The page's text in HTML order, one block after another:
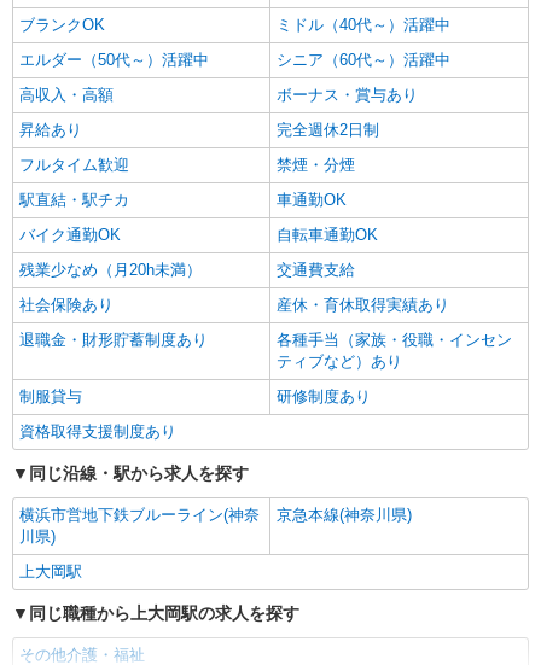
ブランクOK
ミドル（40代～）活躍中
エルダー（50代～）活躍中
シニア（60代～）活躍中
高収入・高額
ボーナス・賞与あり
昇給あり
完全週休2日制
フルタイム歓迎
禁煙・分煙
駅直結・駅チカ
車通勤OK
バイク通勤OK
自転車通勤OK
残業少なめ（月20h未満）
交通費支給
社会保険あり
産休・育休取得実績あり
退職金・財形貯蓄制度あり
各種手当（家族・役職・インセン
ティブなど）あり
制服貸与
研修制度あり
資格取得支援制度あり
同じ沿線・駅から求人を探す
横浜市営地下鉄ブルーライン(神奈
川県)
京急本線(神奈川県)
上大岡駅
同じ職種から上大岡駅の求人を探す
その他介護・福祉